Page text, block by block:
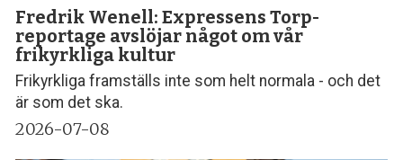
Fredrik Wenell: Expressens Torp-
reportage avslöjar något om vår
frikyrkliga kultur
Frikyrkliga framställs inte som helt normala - och det
är som det ska.
2026-07-08